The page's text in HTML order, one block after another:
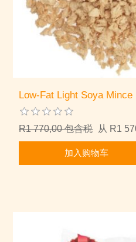
Low-Fat Light Soya Mince
R1 770,00 包含税 从 R1
加入购物车